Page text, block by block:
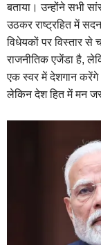
बताया। उन्होंने सभी
उठकर राष्ट्रहित में
विधेयकों पर विस्तार से
राजनीतिक एजेंडा है,
एक स्वर में देशगान
लेकिन देश हित में मन